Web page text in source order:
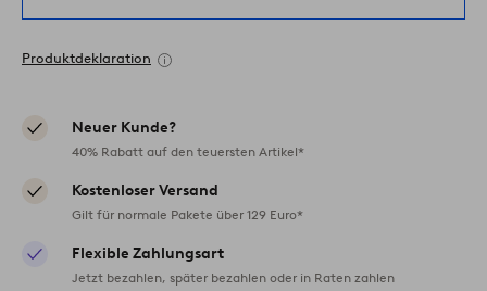
Produktdeklaration
Neuer Kunde?
40% Rabatt auf den teuersten Artikel*
Kostenloser Versand
Gilt für normale Pakete über 129 Euro*
Flexible Zahlungsart
Jetzt bezahlen, später bezahlen oder in Raten zahlen